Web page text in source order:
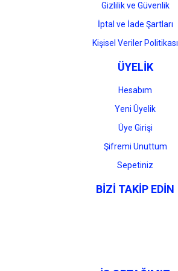
Gizlilik ve Güvenlik
İptal ve İade Şartları
Kişisel Veriler Politikası
ÜYELİK
Hesabım
Yeni Üyelik
Üye Girişi
Şifremi Unuttum
Sepetiniz
BİZİ TAKİP EDİN